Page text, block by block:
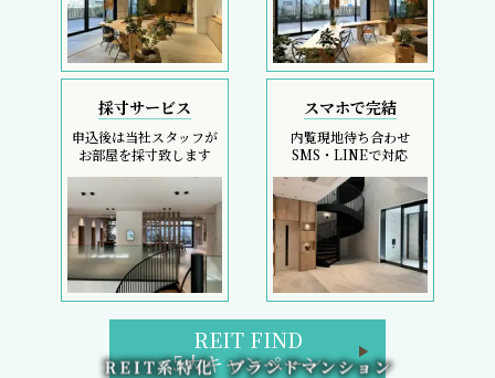
採寸サービス
申込後は当社スタッフが
お部屋を採寸致します
スマホで完結
内覧現地待ち合わせ
SMS・LINEで対応
REIT FIND
5大キャンペーン